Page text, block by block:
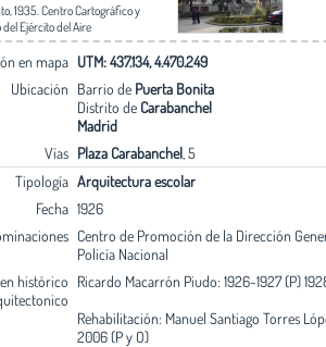
1935. Centro Cartográfico y
Ejército del Aire
en mapa UTM: 437.134, 4.470.249
Ubicación Barrio de Puerta Bonita
Distrito de Carabanchel
Madrid
Vías Plaza Carabanchel, 5
Tipología Arquitectura escolar
Fecha 1926
Centro de Promoción de la Dirección
Policía Nacional
histórico Ricardo Macarrón Piudo: 1926-1927 (P)
Rehabilitación: Manuel Santiago Torres
2006 (P y O)